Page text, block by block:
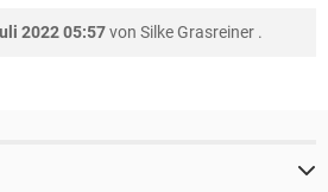
2022 05:57von Silke Grasreiner .